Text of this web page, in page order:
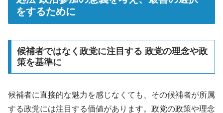
をするために
候補者ではなく政党に注目する 政党の理念や政
策を基準に
候補者に直接的な魅力を感じなくても、その候補者が所属
する政党には注目する価値があります。政党の政策や理念